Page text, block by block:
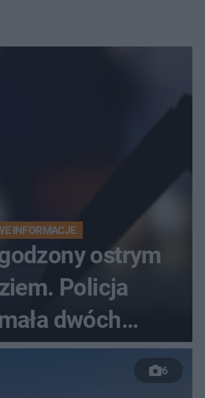
INFORMACJE
ostrym
Policja
dwóch
6